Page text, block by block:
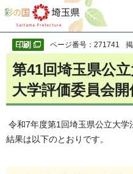
彩の国 埼玉県
ページ番号：271741
第41回埼玉県公
大学評価委員会
令和7年度第1回埼玉県公立大
結果は以下のとおりです。